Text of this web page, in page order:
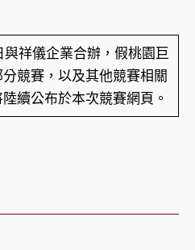
祥儀企業合辦，假桃園巨
競賽，以及其他競賽相關
續公布於本次競賽網頁。